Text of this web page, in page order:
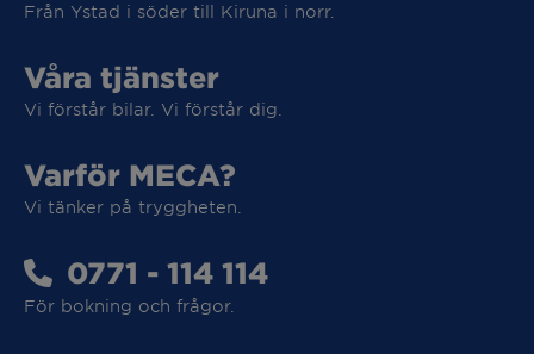
Vi tar hand om din elbil
Från Ystad i söder till Kiruna i norr.
Våra tjänster
Vi förstår bilar. Vi förstår dig.
Varför MECA?
Vi tänker på tryggheten.
0771 - 114 114
För bokning och frågor.